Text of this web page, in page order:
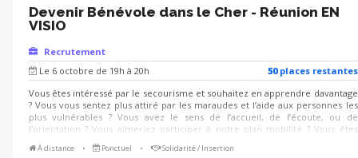
Devenir Bénévole dans le Cher - Réunion EN
VISIO
Recrutement
Le 6 octobre de 19h à 20h
50placesrestantes
Vous êtes intéressé par le secourisme et souhaitez en apprendre davantage
? Vous vous sentez plus attiré par les maraudes et l’aide aux personnes les
plus vulnérables ? Vous avez le sens de l’accueil, de l’écoute, ou de
l’orientation ? Vous aimeriez participer à notre plan mobilité ? Vous êtes
d’activités ou de bénévoles ? Alors n’hésitez plus ! Rejoignez-nous lors de
À distance • Ponctuel • Solidarité / Insertion